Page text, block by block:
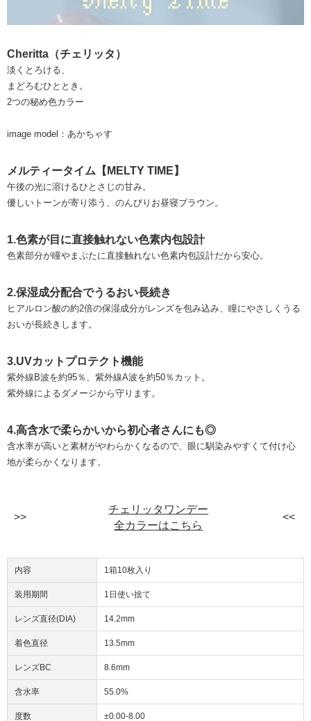
Cheritta（チェリッタ）
淡くとろける、
まどろむひととき。
2つの秘め色カラー
image model：あかちゃす
メルティータイム【MELTY TIME】
午後の光に溶けるひとさじの甘み。
優しいトーンが寄り添う、のんびりお昼寝ブラウン。
1.色素が目に直接触れない色素内包設計
色素部分が瞳やまぶたに直接触れない色素内包設計だから安心。
2.保湿成分配合でうるおい長続き
ヒアルロン酸の約2倍の保湿成分がレンズを包み込み、瞳にやさしくうる
おいが長続きします。
3.UVカットプロテクト機能
紫外線B波を約95％、紫外線A波を約50％カット。
紫外線によるダメージから守ります。
4.高含水で柔らかいから初心者さんにも◎
含水率が高いと素材がやわらかくなるので、眼に馴染みやすくて付け心
地が柔らかくなります。
チェリッタワンデー
全カラーはこちら
内容 1箱10枚入り
装用期間 1日使い捨て
レンズ直径(DIA) 14.2mm
着色直径 13.5mm
レンズBC 8.6mm
含水率 55.0%
度数 ±0.00-8.00